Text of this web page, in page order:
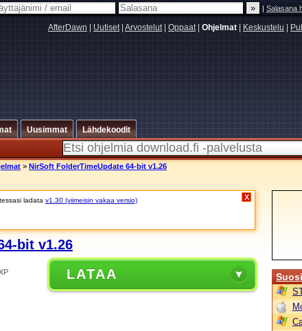
|Salasana
AfterDawn Uutiset| Arvostelut| Oppaat| Ohjelmat Keskustelu
Uusimmat Lähdekoodit
> NirSoft FolderTimeUpdate 64-bit v1.26
ladata v1.30 (viimeisin vakaa versio) X
bit v1.26
LATAA